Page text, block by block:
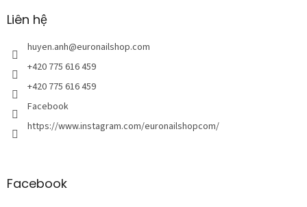
nLiên hệ
huyen.anh@euronailshop.com
+420 775 616 459
+420 775 616 459
Facebook
https://www.instagram.com/euronailshopcom/
Facebook